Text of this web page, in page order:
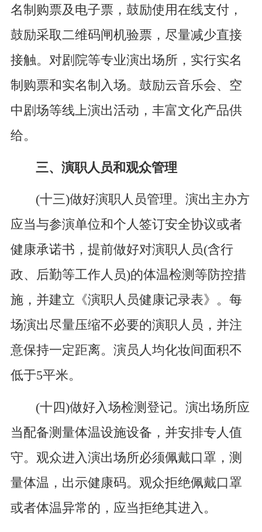
名制购票及电子票，鼓励使用在线支付，
鼓励采取二维码闸机验票，尽量减少直接
接触。对剧院等专业演出场所，实行实名
制购票和实名制入场。鼓励云音乐会、空
中剧场等线上演出活动，丰富文化产品供
给。
三、演职人员和观众管理
(十三)做好演职人员管理。演出主办方
应当与参演单位和个人签订安全协议或者
健康承诺书，提前做好对演职人员(含行
政、后勤等工作人员)的体温检测等防控措
施，并建立《演职人员健康记录表》。每
场演出尽量压缩不必要的演职人员，并注
意保持一定距离。演员人均化妆间面积不
低于5平米。
(十四)做好入场检测登记。演出场所应
当配备测量体温设施设备，并安排专人值
守。观众进入演出场所必须佩戴口罩，测
量体温，出示健康码。观众拒绝佩戴口罩
或者体温异常的，应当拒绝其进入。